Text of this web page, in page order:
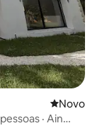
Novo
Novo
· Ain